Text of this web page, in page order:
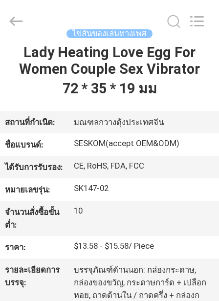
บ้าน
แสดง
VR
เกี่ยว
กับ
เรา
ทัวร์
โรงงาน
SHENZHEN
SESKOM
ไข่สั่นของเล่นทางเพศ
Lady Heating Love Egg For
Women Couple Sex Vibrator
72 * 35 * 19 มม
สถานที่กำเนิด: มณฑลกวางตุ้งประเทศจีน
ชื่อแบรนด์: SESKOM(accept OEM&ODM)
ได้รับการรับรอง: CE, RoHS, FDA, FCC
หมายเลขรุ่น: SK147-02
จำนวนสั่งซื้อขั้น
ต่ำ:
10
ราคา: $13.58 - $15.58/ Piece
รายละเอียดการ
บรรจุ:
บรรจุภัณฑ์ด้านนอก: กล่องกระดาษ,
กล่องของขวัญ, กระดาษการ์ด + เปลือก
หอย, ถาดด้านใน / ถาดครึ่ง + กล่องก